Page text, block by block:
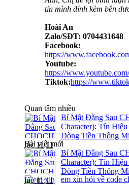
tin mình đính kèm bên
Hoài An
Zalo/SĐT: 0704431648
Facebook:
https://
Youtube:
https://
Tiktok:https://
Quan tâm nhiều
Bí Mật Đằng Sau
Character): Tín
Dòng Tiền Thông
lúc 11:11
Bài viết mới
Bí Mật Đằng Sau
Character): Tín
Dòng Tiền Thông
lúc 11:11
em xin hỏi về code